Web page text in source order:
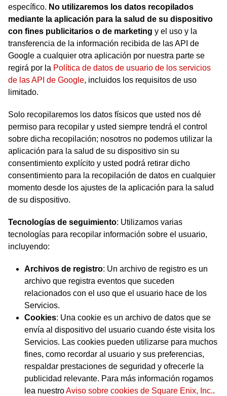
específico. No utilizaremos los datos recopilados
mediante la aplicación para la salud de su dispositivo
con fines publicitarios o de marketing y el uso y la
transferencia de la información recibida de las API de
Google a cualquier otra aplicación por nuestra parte se
regirá por la Política de datos de usuario de los servicios
de las API de Google, incluidos los requisitos de uso
limitado.
Solo recopilaremos los datos físicos que usted nos dé
permiso para recopilar y usted siempre tendrá el control
sobre dicha recopilación; nosotros no podemos utilizar la
aplicación para la salud de su dispositivo sin su
consentimiento explícito y usted podrá retirar dicho
consentimiento para la recopilación de datos en cualquier
momento desde los ajustes de la aplicación para la salud
de su dispositivo.
Tecnologías de seguimiento: Utilizamos varias
tecnologías para recopilar información sobre el usuario,
incluyendo:
Archivos de registro: Un archivo de registro es un
archivo que registra eventos que suceden
relacionados con el uso que el usuario hace de los
Servicios.
Cookies: Una cookie es un archivo de datos que se
envía al dispositivo del usuario cuando éste visita los
Servicios. Las cookies pueden utilizarse para muchos
fines, como recordar al usuario y sus preferencias,
respaldar prestaciones de seguridad y ofrecerle la
publicidad relevante. Para más información rogamos
lea nuestroAviso sobre cookies de Square Enix, Inc..